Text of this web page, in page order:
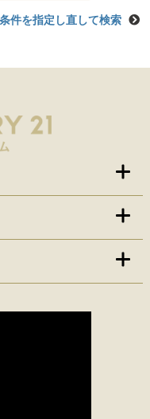
条件を指定し直して検索